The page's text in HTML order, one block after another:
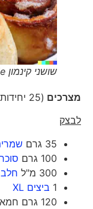
שושני קינמון Kanelbulle (דימוי DALL·E ע"י דני בר)
מצרכים(25 יחידות)
לבצק
35 גרם
שמרים
100 גרם
סוכר
300 מ"ל
חלב
1
ביצים XL
120 גרם חמאה